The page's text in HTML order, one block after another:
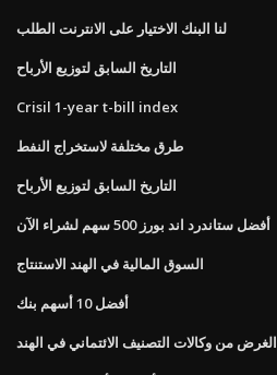
لنا البنك الاختيار على الانترنت الطلب
التاريخ السابق لتوزيع الأرباح
Crisil 1-year t-bill index
طرق مختلفة لاستخراج النفط
التاريخ السابق لتوزيع الأرباح
أفضل ستاندرد اند بورز 500 سهم لشراء الآن
السوق المالية في الهند الاستنتاج
أفضل 10 أسهم بنك
الغرض من وكالات التصنيف الائتماني في الهند